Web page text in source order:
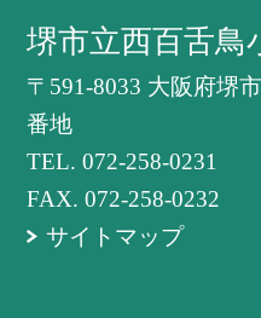
堺市立西百舌鳥
〒591-8033 大阪府堺
番地
TEL.072-258-0231
FAX. 072-258-0232
サイトマップ